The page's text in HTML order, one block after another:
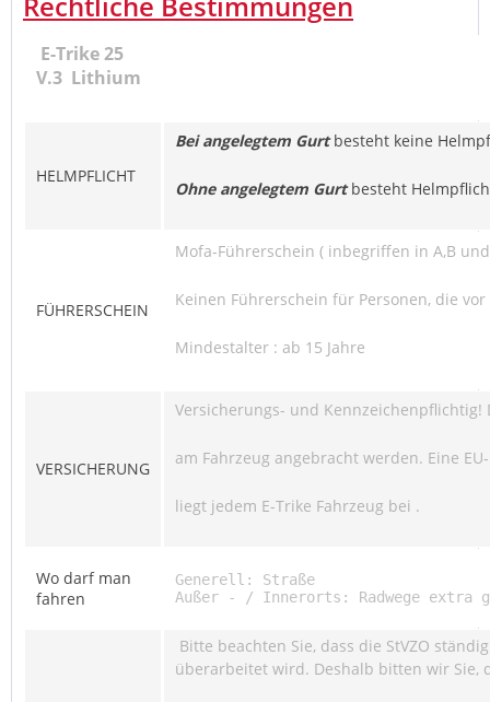
E-Trike 25
V.3 Lithium
HELMPFLICHT
Bei angelegtem Gurtbesteht keine
Ohne angelegtem Gurtbesteht
FÜHRERSCHEIN
Mofa-Führerschein ( inbegriffen in A,B
Keinen Führerschein für Personen, die
Mindestalter : ab 15 Jahre
VERSICHERUNG
Versicherungs- und Kennzeichenpflichtig!
am Fahrzeug angebracht werden. Eine
liegt jedem E-Trike Fahrzeug bei .
Wo darf man
fahren
Generell: Straße
Außer - / Innerorts: Radwege extra
Bitte beachten Sie, dass die StVZO ständig
überarbeitet wird. Deshalb bitten wir Sie,